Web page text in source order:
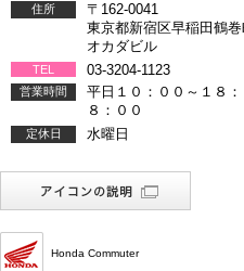
住所
〒162-0041
東京都新宿区早稲田鶴
オカダビル
TEL 03-3204-1123
営業時間
平日１０：００～１８
８：００
定休日 水曜日
Honda Commuter